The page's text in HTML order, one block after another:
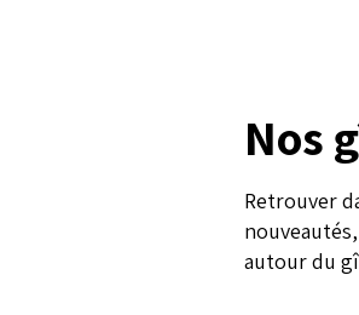
Nos
Retrouver
autour du